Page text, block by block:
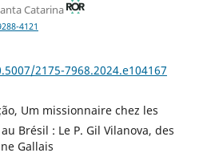
Catarina
4121
2175-7968.2024.e104167
Um missionnaire chez les
Brésil : Le P. Gil Vilanova, des
Gallais